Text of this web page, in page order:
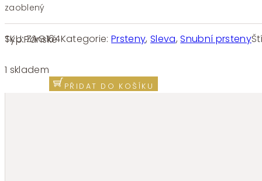
zaoblený
SKU:ZAG164Kategorie:Prsteny,Sleva,Snubní prsteny
Typ:Pánské
1 sklademv kombinaci
ocelPŘIDAT DO KOŠÍKU